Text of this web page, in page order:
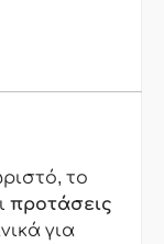
το
προτάσεις
για